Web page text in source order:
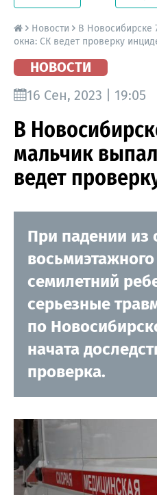
новости на сайте
Precedent.
Новости
В Новосибирске
окна: СК ведет проверку
НОВОСТИ
16 Сен, 2023 | 19:05
В
мальчик
ведет
При падении из
семилетний
серьезные
по
начата
проверка.